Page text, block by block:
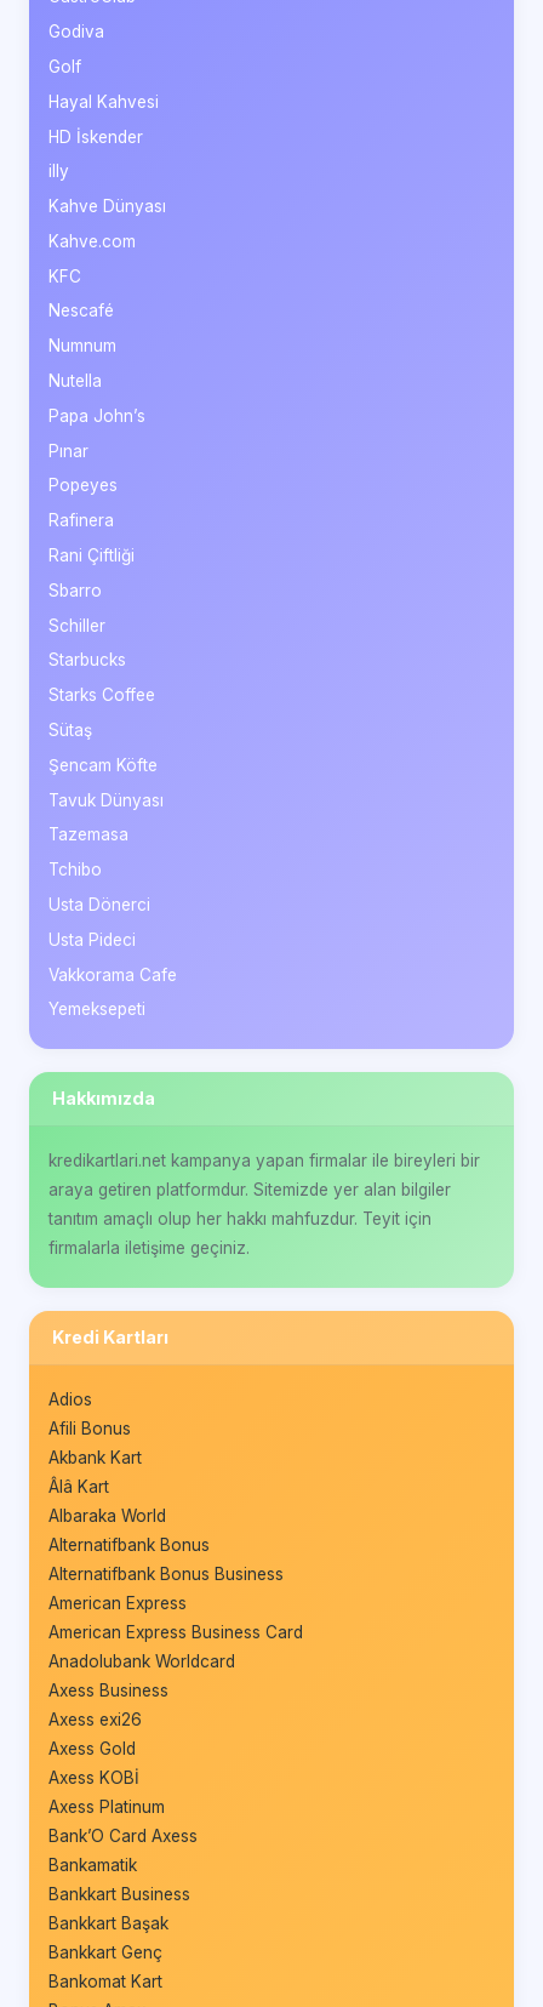
Godiva
Golf
Hayal Kahvesi
HD İskender
illy
Kahve Dünyası
Kahve.com
KFC
Nescafé
Numnum
Nutella
Papa John’s
Pınar
Popeyes
Rafinera
Rani Çiftliği
Sbarro
Schiller
Starbucks
Starks Coffee
Sütaş
Şencam Köfte
Tavuk Dünyası
Tazemasa
Tchibo
Usta Dönerci
Usta Pideci
Vakkorama Cafe
Yemeksepeti
Hakkımızda
kredikartlari.net kampanya yapan firmalar ile bireyleri bir
araya getiren platformdur. Sitemizde yer alan bilgiler
tanıtım amaçlı olup her hakkı mahfuzdur. Teyit için
firmalarla iletişime geçiniz.
Kredi Kartları
Adios
Afili Bonus
Akbank Kart
Âlâ Kart
Albaraka World
Alternatifbank Bonus
Alternatifbank Bonus Business
American Express
American Express Business Card
Anadolubank Worldcard
Axess Business
Axess exi26
Axess Gold
Axess KOBİ
Axess Platinum
Bank’O Card Axess
Bankamatik
Bankkart Business
Bankkart Başak
Bankkart Genç
Bankomat Kart